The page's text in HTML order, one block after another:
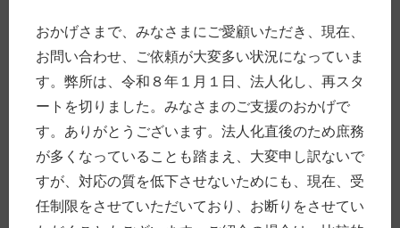
する」責任追及をすることは，否定していま
せん。
今回，判断の対象になったのは，不貞相手
に，夫婦が「離婚に至ったこと」の責任を問
えるかということです。これについては，原
則としてできないということです。
離婚の原因はさまざま，それは夫婦間の問題
という考え方が基礎とされているようです。
別の行為に対する責任追及の場面では，離婚
おかげさまで、みなさまにご愛顧いただき、現在、
お問い合わせ、ご依頼が大変多い状況になっていま
す。弊所は、令和８年１月１日、法人化し、再スタ
ートを切りました。みなさまのご支援のおかげで
す。ありがとうございます。法人化直後のため庶務
が多くなっていることも踏まえ、大変申し訳ないで
すが、対応の質を低下させないためにも、現在、受
任制限をさせていただいており、お断りをさせてい